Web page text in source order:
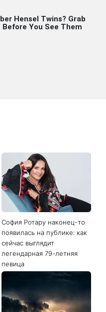
София Ротару наконец-то
появилась на публике: как
сейчас выглядит
легендарная 79-летняя
певица